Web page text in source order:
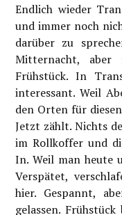
Endlich wieder
und immer noch
darüber zu
Mitternacht,
Frühstück. In
interessant. Weil
den Orten für
Jetzt zählt. Nichts
im Rollkoffer und
In. Weil man heute
Verspätet,
hier. Gespannt,
gelassen.